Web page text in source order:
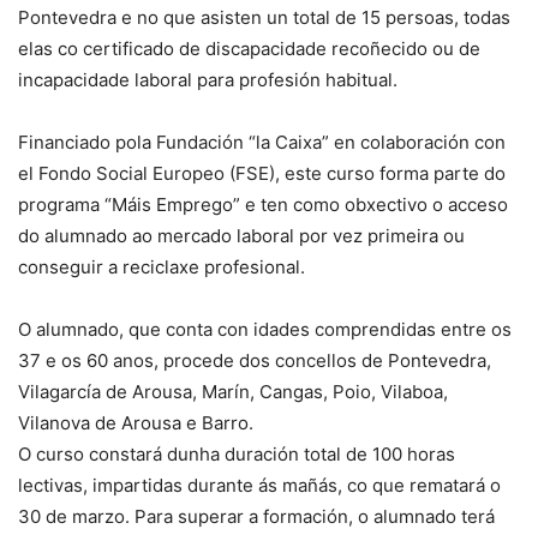
Pontevedra e no que asisten un total de 15 persoas, todas
elas co certificado de discapacidade recoñecido ou de
incapacidade laboral para profesión habitual.
Financiado pola Fundación “la Caixa” en colaboración con
el Fondo Social Europeo (FSE), este curso forma parte do
programa “Máis Emprego” e ten como obxectivo o acceso
do alumnado ao mercado laboral por vez primeira ou
conseguir a reciclaxe profesional.
O alumnado, que conta con idades comprendidas entre os
37 e os 60 anos, procede dos concellos de Pontevedra,
Vilagarcía de Arousa, Marín, Cangas, Poio, Vilaboa,
Vilanova de Arousa e Barro.
O curso constará dunha duración total de 100 horas
lectivas, impartidas durante ás mañás, co que rematará o
30 de marzo. Para superar a formación, o alumnado terá